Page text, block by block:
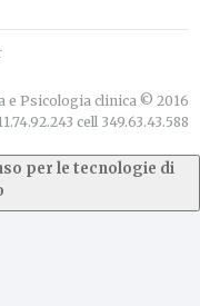
e Psicologia clinica © 2016
cell 349.63.43.588
per le tecnologie di